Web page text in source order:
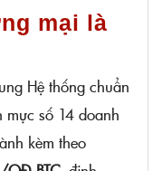
khấu được lập
chiết khấu
điều chỉnh, số
mại là
Hệ thống chuẩn
mực số 14 doanh
kèm theo